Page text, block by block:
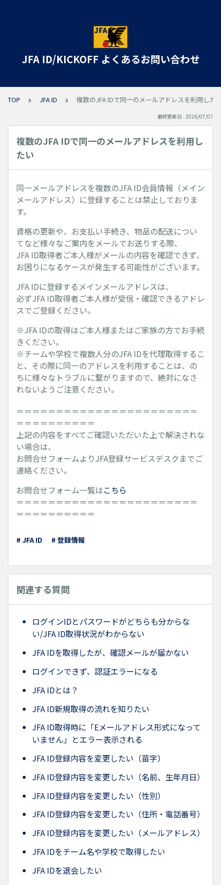
JFA ID/KICKOFF よくあるお問い合わせ
TOP JFA ID 複数のJFA IDで同一のメールアドレスを利用した
最終更新日 : 2026/07/07
複数のJFA IDで同一のメールアドレスを利用し
たい
同一メールアドレスを複数のJFA ID会員情報（メイン
メールアドレス）に登録することは禁止しておりま
す。
資格の更新や、お支払い手続き、物品の配送につい
てなど様々なご案内をメールでお送りする際、
JFA ID取得者ご本人様がメールの内容を確認できず、
お困りになるケースが発生する可能性がございます。
JFA IDに登録するメインメールアドレスは、
必ずJFA ID取得者ご本人様が受信・確認できるアドレ
スでご登録ください。
※JFA IDの取得はご本人様またはご家族の方でお手続
きください。
※チームや学校で複数人分のJFA IDを代理取得するこ
と、その際に同一のアドレスを利用することは、の
ちに様々なトラブルに繋がりますので、絶対になさ
れないようご注意ください。
＝＝＝＝＝＝＝＝＝＝＝＝＝＝＝＝＝＝＝＝＝＝＝
＝＝＝＝＝＝＝＝＝＝
上記の内容をすべてご確認いただいた上で解決されな
い場合は、
お問合せフォームよりJFA登録サービスデスクまでご
連絡ください。
お問合せフォーム一覧はこちら
＝＝＝＝＝＝＝＝＝＝＝＝＝＝＝＝＝＝＝＝＝＝＝
＝＝＝＝＝＝＝＝＝＝
# JFA ID # 登録情報
関連する質問
ログインIDとパスワードがどちらも分からな
い/JFA ID取得状況がわからない
JFA IDを取得したが、確認メールが届かない
ログインできず、認証エラーになる
JFA IDとは？
JFA ID新規取得の流れを知りたい
JFA ID取得時に「Eメールアドレス形式になって
いません」とエラー表示される
JFA ID登録内容を変更したい（苗字）
JFA ID登録内容を変更したい（名前、生年月日）
JFA ID登録内容を変更したい（性別）
JFA ID登録内容を変更したい（住所・電話番号）
JFA ID登録内容を変更したい（メールアドレス）
JFA IDをチーム名や学校で取得したい
JFA IDを退会したい